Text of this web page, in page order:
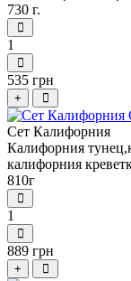
730 г.
1
535 грн
+
Сет Калифорния
Калифорния
калифорния
810г
1
889 грн
+